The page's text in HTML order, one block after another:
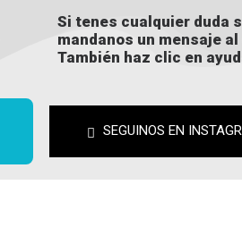
Si tenes cualquier duda
mandanos un mensaje
También haz clic en
SEGUINOS EN